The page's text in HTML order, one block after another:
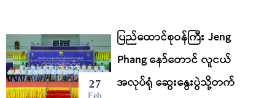
27
Feb
ပြည်ထောင်စုဝန်ကြီး Jeng
Phang နော်တောင် လူငယ်
အလုပ်ရုံ ဆွေးနွေးပွဲသို့တက်